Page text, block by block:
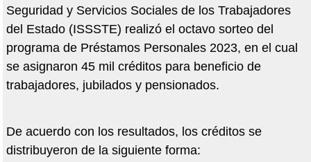
Seguridad y Servicios Sociales de los Trabajadores
del Estado (ISSSTE) realizó el octavo sorteo del
programa de Préstamos Personales 2023, en el cual
se asignaron 45 mil créditos para beneficio de
trabajadores, jubilados y pensionados.
De acuerdo con los resultados, los créditos se
distribuyeron de la siguiente forma: